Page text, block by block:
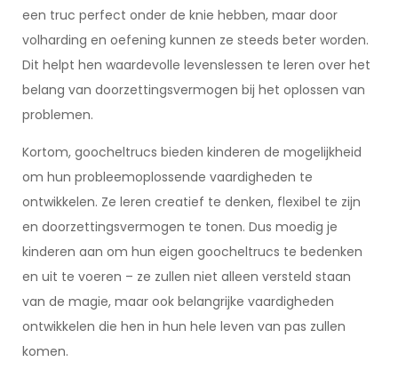
een truc perfect onder de knie hebben, maar door
volharding en oefening kunnen ze steeds beter worden.
Dit helpt hen waardevolle levenslessen te leren over het
belang van doorzettingsvermogen bij het oplossen van
problemen.
Kortom, goocheltrucs bieden kinderen de mogelijkheid
om hun probleemoplossende vaardigheden te
ontwikkelen. Ze leren creatief te denken, flexibel te zijn
en doorzettingsvermogen te tonen. Dus moedig je
kinderen aan om hun eigen goocheltrucs te bedenken
en uit te voeren – ze zullen niet alleen versteld staan
van de magie, maar ook belangrijke vaardigheden
ontwikkelen die hen in hun hele leven van pas zullen
komen.